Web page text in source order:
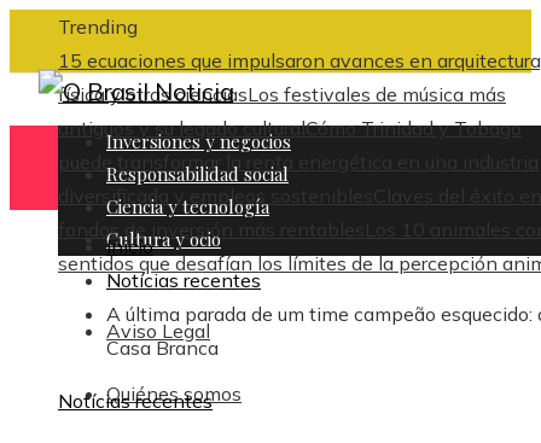
Trending
15 ecuaciones que impulsaron avances en
física y otras cienciasLos festivales de música más
antiguos y su legado culturalCómo Trinidad y Tobago
puede transformar la renta energética en una industria
diversificada y empleos sostenibles
Claves del éxito
fondos de inversión más rentables
Los 10 animales
sentidos que desafían los límites de la percepción
Aviso Legal
Quiénes somos
Inversiones y negocios
Responsabilidad social
Ciencia y tecnología
Cultura y ocio
Inicio
Notícias recentes
A última parada de um time campeão esquecido:
Casa Branca
Notícias recentes